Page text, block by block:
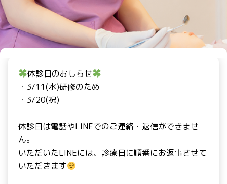
休診日のおしらせ
・3/11(水)研修のため
・3/20(祝)
休診日は電話やLINEでのご連絡・返信ができませ
ん。
いただいたLINEには、診療日に順番にお返事させて
いただきます